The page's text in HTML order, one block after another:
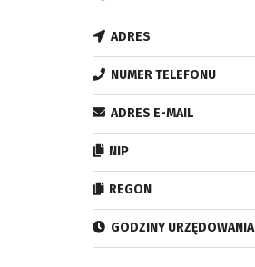
ADRES
NUMER TELEFONU
ADRES E-MAIL
NIP
REGON
GODZINY URZĘDOWANIA